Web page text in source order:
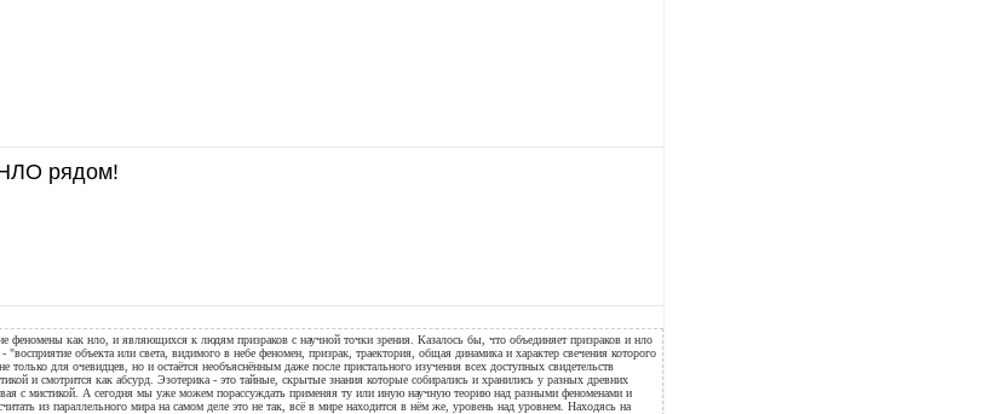
НЛО рядом!
феномены как нло, и являющихся к людям призраков с научной точки зрения. Казалось бы, что объединяет призраков и нло
объекта или света, видимого в небе феномен, призрак, траектория, общая динамика и характер свечения которого
только для очевидцев, но и остаётся необъяснённым даже после пристального изучения всех доступных свидетельств
и смотрится как абсурд. Эзотерика - это тайные, скрытые знания которые собирались и хранились у разных древних
с мистикой. А сегодня мы уже можем порассуждать применяя ту или иную научную теорию над разными феноменами и
из параллельного мира на самом деле это не так, всё в мире находится в нём же, уровень над уровнем. Находясь на